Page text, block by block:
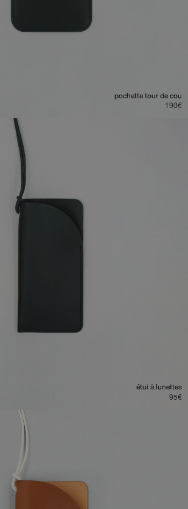
pochette tour de cou
190€
étui à lunettes
95€